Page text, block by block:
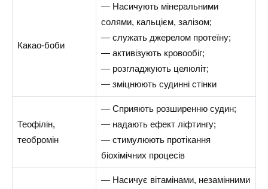
Какао-боби
— Насичують мінеральними
солями, кальцієм, залізом;
— служать джерелом протеїну;
— активізують кровообіг;
— розгладжують целюліт;
— зміцнюють судинні стінки
Теофілін,
теобромін
— Сприяють розширенню судин;
— надають ефект ліфтингу;
— стимулюють протікання
біохімічних процесів
— Насичує вітамінами, незамінними